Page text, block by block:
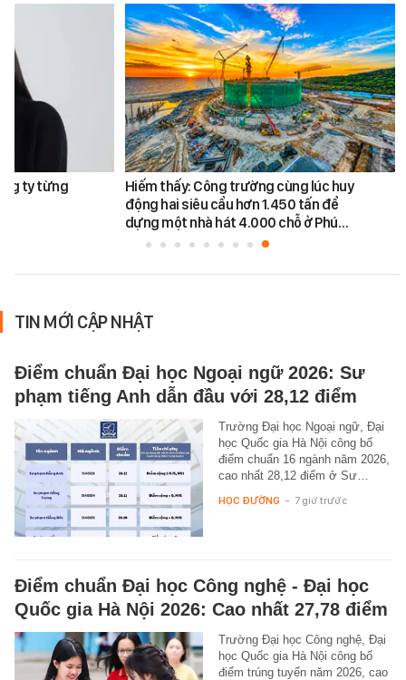
ty từng
Hiếm thấy: Công trường cùng lúc huy
động hai siêu cẩu hơn 1.450 tấn để
dựng một nhà hát 4.000 chỗ ở Phú…
TIN MỚI CẬP NHẬT
Điểm chuẩn Đại học Ngoại ngữ 2026: Sư
phạm tiếng Anh dẫn đầu với 28,12 điểm
Trường Đại học Ngoại ngữ, Đại
học Quốc gia Hà Nội công bố
điểm chuẩn 16 ngành năm 2026,
cao nhất 28,12 điểm ở Sư…
HỌC ĐƯỜNG - 7 giờ trước
Điểm chuẩn Đại học Công nghệ - Đại học
Quốc gia Hà Nội 2026: Cao nhất 27,78 điểm
Trường Đại học Công nghệ, Đại
học Quốc gia Hà Nội công bố
điểm trúng tuyển năm 2026, cao